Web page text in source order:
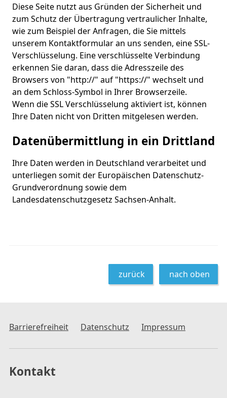
Diese Seite nutzt aus Gründen der Sicherheit und
zum Schutz der Übertragung vertraulicher Inhalte,
wie zum Beispiel der Anfragen, die Sie mittels
unserem Kontaktformular an uns senden, eine SSL-
Verschlüsselung. Eine verschlüsselte Verbindung
erkennen Sie daran, dass die Adresszeile des
Browsers von "http://" auf "https://" wechselt und
an dem Schloss-Symbol in Ihrer Browserzeile.
Wenn die SSL Verschlüsselung aktiviert ist, können
Ihre Daten nicht von Dritten mitgelesen werden.
Datenübermittlung in ein Drittland
Ihre Daten werden in Deutschland verarbeitet und
unterliegen somit der Europäischen Datenschutz-
Grundverordnung sowie dem
Landesdatenschutzgesetz Sachsen-Anhalt.
zurück nach oben
Barrierefreiheit Datenschutz Impressum
Kontakt